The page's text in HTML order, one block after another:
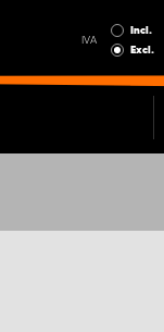
IVA
Incl.
Excl.